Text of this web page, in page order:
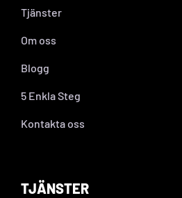
Tjänster
Om oss
Blogg
5 Enkla Steg
Kontakta oss
TJÄNSTER